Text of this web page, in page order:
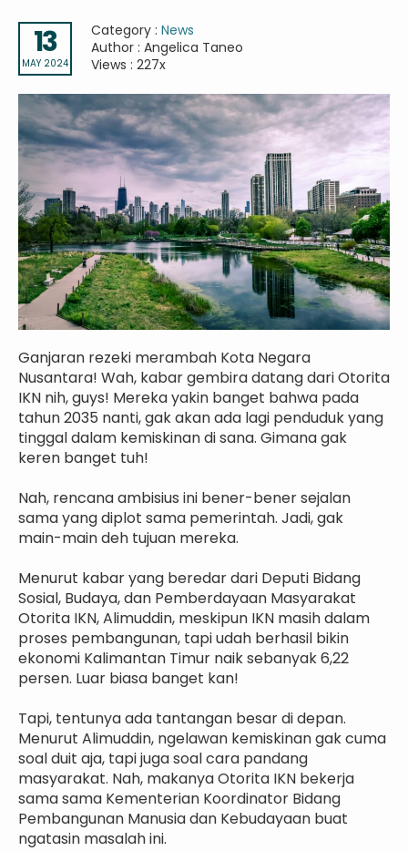
13
MAY 2024
Category : News
Author : Angelica Taneo
Views : 227x
Ganjaran rezeki merambah Kota Negara
Nusantara! Wah, kabar gembira datang dari Otorita
IKN nih, guys! Mereka yakin banget bahwa pada
tahun 2035 nanti, gak akan ada lagi penduduk yang
tinggal dalam kemiskinan di sana. Gimana gak
keren banget tuh!
Nah, rencana ambisius ini bener-bener sejalan
sama yang diplot sama pemerintah. Jadi, gak
main-main deh tujuan mereka.
Menurut kabar yang beredar dari Deputi Bidang
Sosial, Budaya, dan Pemberdayaan Masyarakat
Otorita IKN, Alimuddin, meskipun IKN masih dalam
proses pembangunan, tapi udah berhasil bikin
ekonomi Kalimantan Timur naik sebanyak 6,22
persen. Luar biasa banget kan!
Tapi, tentunya ada tantangan besar di depan.
Menurut Alimuddin, ngelawan kemiskinan gak cuma
soal duit aja, tapi juga soal cara pandang
masyarakat. Nah, makanya Otorita IKN bekerja
sama sama Kementerian Koordinator Bidang
Pembangunan Manusia dan Kebudayaan buat
ngatasin masalah ini.